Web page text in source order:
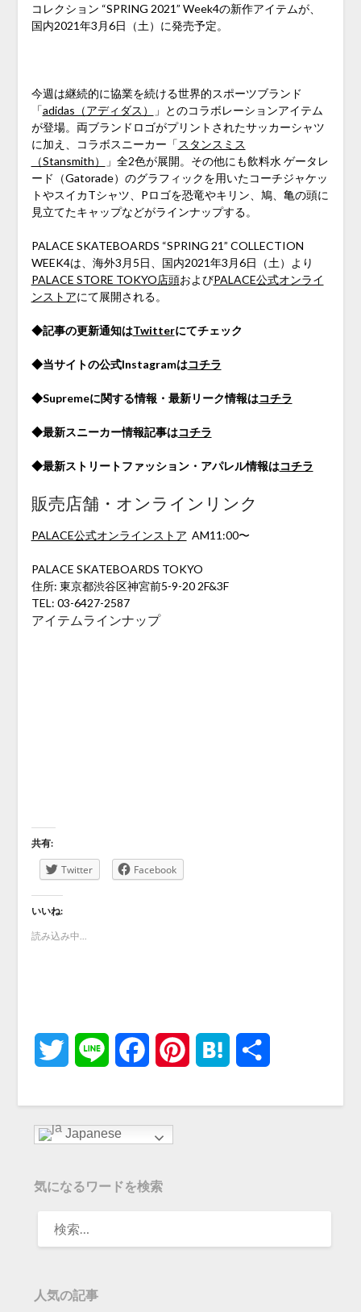
コレクション “SPRING 2021” Week4の新作アイテムが、
国内2021年3月6日（土）に発売予定。
今週は継続的に協業を続ける世界的スポーツブランド
「adidas（アディダス）
」とのコラボレーションアイテム
が登場。両ブランドロゴがプリントされたサッカーシャツ
に加え、コラボスニーカー「スタンスミス
（Stansmith）
」全2色が展開。その他にも飲料水 ゲータレ
ード（Gatorade）のグラフィックを用いたコーチジャケッ
トやスイカTシャツ、Pロゴを恐竜やキリン、鳩、亀の頭に
見立てたキャップなどがラインナップする。
PALACE SKATEBOARDS “SPRING 21” COLLECTION
WEEK4は、海外3月5日、国内2021年3月6日（土）より
PALACE STORE TOKYO店頭およびPALACE公式オンライ
ンストアにて展開される。
◆記事の更新通知はTwitterにてチェック
◆当サイトの公式Instagramはコチラ
◆Supremeに関する情報・最新リーク情報はコチラ
◆最新スニーカー情報記事はコチラ
◆最新ストリートファッション・アパレル情報はコチラ
販売店舗・オンラインリンク
PALACE公式オンラインストア AM11:00〜
PALACE SKATEBOARDS TOKYO
住所: 東京都渋谷区神宮前5-9-20 2F&3F
TEL: 03-6427-2587
アイテムラインナップ
共有:
Twitter Facebook
いいね:
読み込み中...
Twitter Line FacebookPinterest Hatena
Japanese
気になるワードを検索
人気の記事